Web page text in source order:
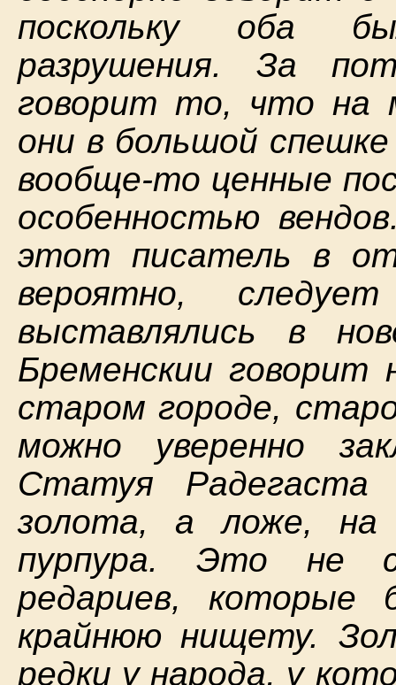
поскольку оба
разрушения. За
говорит то, что на
они в большой
вообще-то ценные
особенностью
этот писатель в
вероятно,
выставлялись в
Бременскии
старом городе,
можно уверенно
Статуя
золота, а ложе, на
пурпура. Это не
редариев, которые
крайнюю нищету.
редки у народа, у